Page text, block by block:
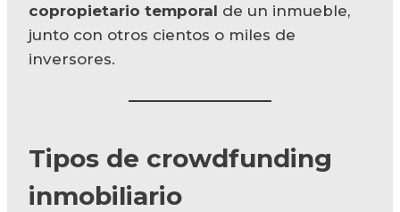
copropietario temporal de un inmueble,
junto con otros cientos o miles de
inversores.
Tipos de crowdfunding
inmobiliario